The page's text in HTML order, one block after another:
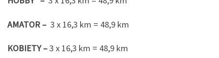
AMATOR – 3 x 16,3 km = 48,9 km
KOBIETY–3 x 16,3 km = 48,9 km